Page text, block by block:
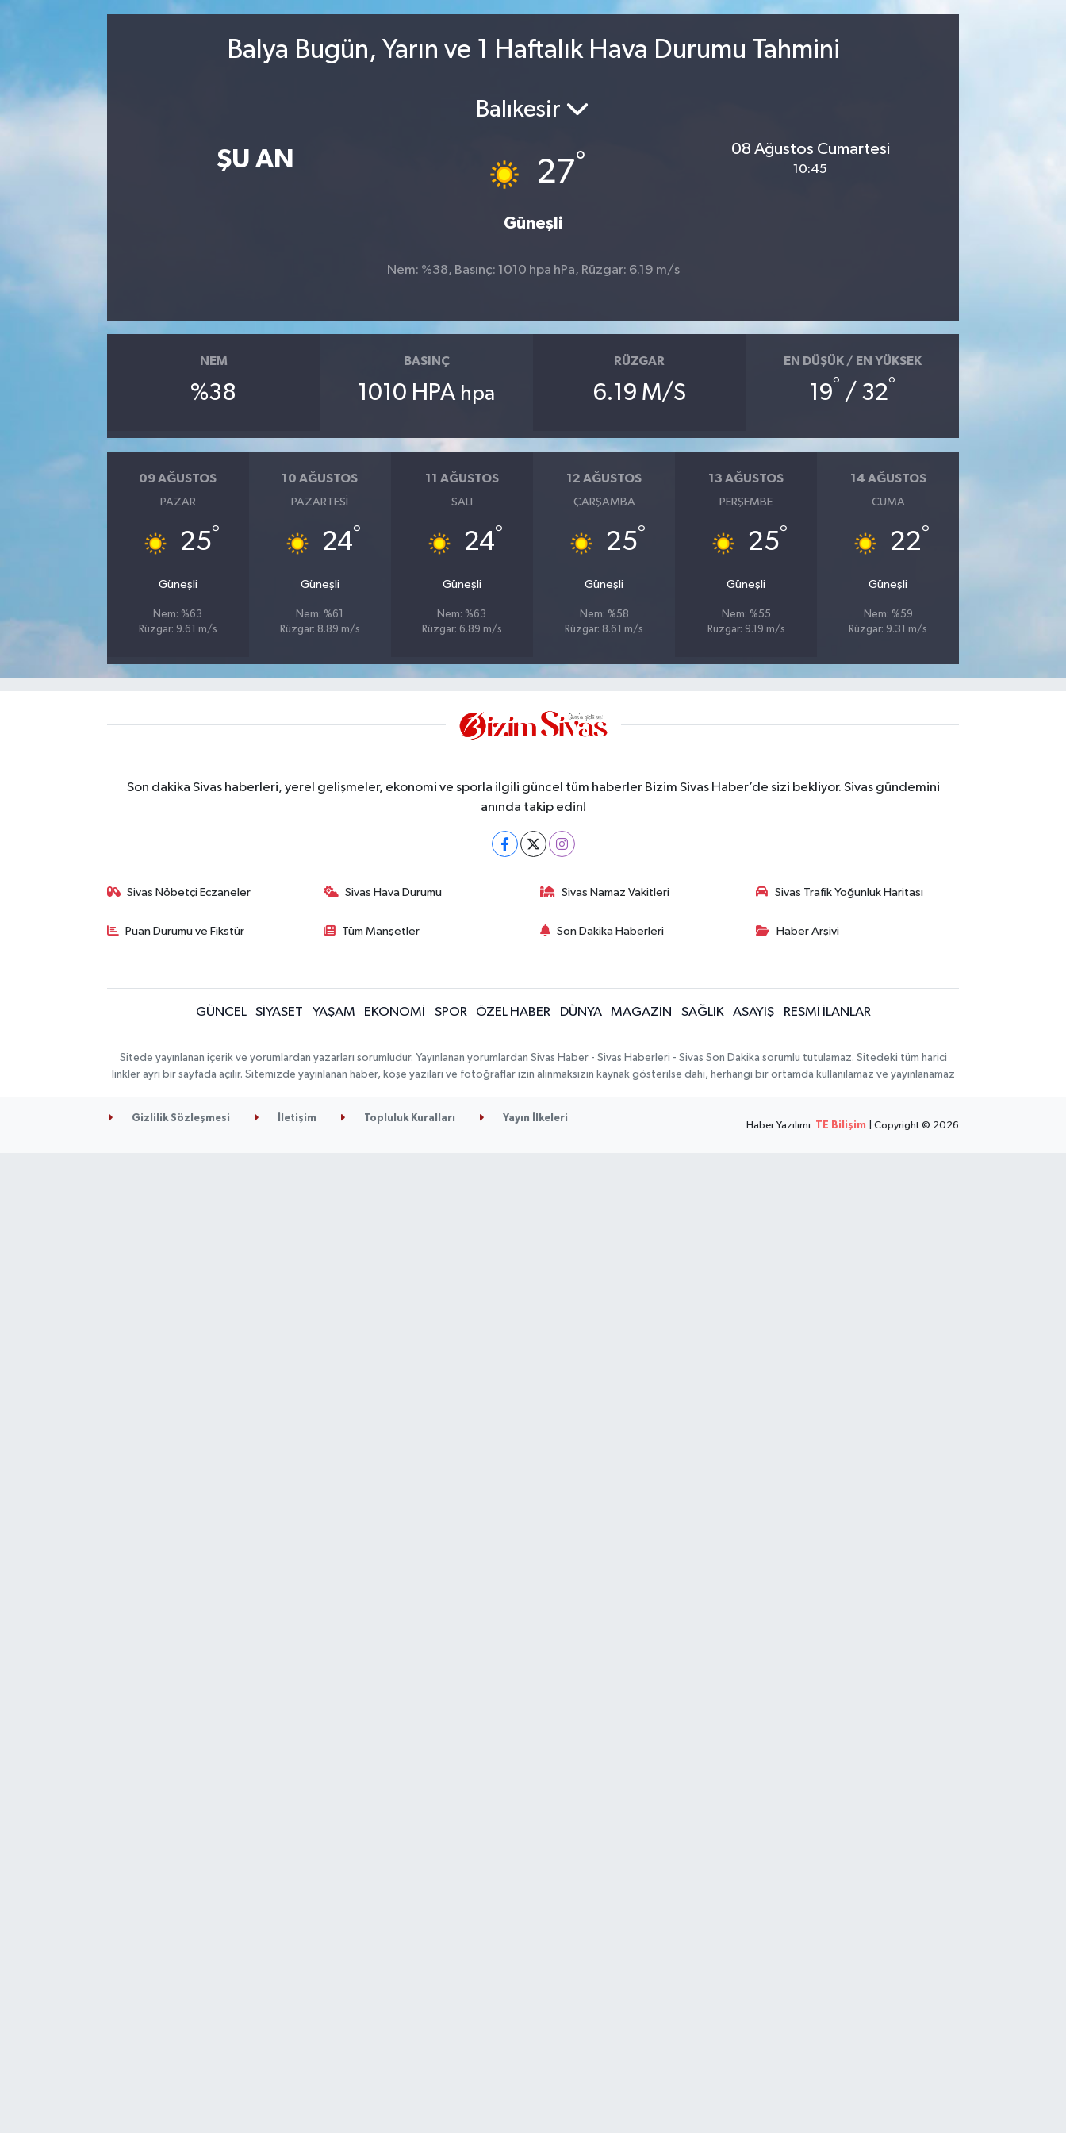
Balya Bugün, Yarın ve 1 Haftalık Hava Durumu Tahmini
ŞU AN
Balıkesir
27°
Güneşli
08 Ağustos Cumartesi
10:45
Nem: %38, Basınç: 1010 hpa hPa, Rüzgar: 6.19 m/s
NEM
%38
BASINÇ
1010 HPA hpa
RÜZGAR
6.19 M/S
EN DÜŞÜK / EN YÜKSEK
19° / 32°
09 AĞUSTOS
PAZAR
25°
Güneşli
Nem: %63
Rüzgar: 9.61 m/s
10 AĞUSTOS
PAZARTESI
24°
Güneşli
Nem: %61
Rüzgar: 8.89 m/s
11 AĞUSTOS
SALI
24°
Güneşli
Nem: %63
Rüzgar: 6.89 m/s
12 AĞUSTOS
ÇARŞAMBA
25°
Güneşli
Nem: %58
Rüzgar: 8.61 m/s
13 AĞUSTOS
PERŞEMBE
25°
Güneşli
Nem: %55
Rüzgar: 9.19 m/s
14 AĞUSTOS
CUMA
22°
Güneşli
Nem: %59
Rüzgar: 9.31 m/s
Son dakika Sivas haberleri, yerel gelişmeler, ekonomi ve sporla ilgili güncel tüm haberler Bizim Sivas Haber’de sizi bekliyor. Sivas gündemini
anında takip edin!
Sivas Nöbetçi Eczaneler Sivas Hava Durumu Sivas Namaz Vakitleri Sivas Trafik Yoğunluk Haritası
Puan Durumu ve Fikstür Tüm Manşetler Son Dakika Haberleri Haber Arşivi
GÜNCEL SİYASET YAŞAM EKONOMİ SPOR ÖZEL HABER DÜNYA MAGAZİN SAĞLIK ASAYİŞ RESMİ İLANLAR
Sitede yayınlanan içerik ve yorumlardan yazarları sorumludur. Yayınlanan yorumlardan Sivas Haber - Sivas Haberleri - Sivas Son Dakika sorumlu tutulamaz. Sitedeki tüm harici
linkler ayrı bir sayfada açılır. Sitemizde yayınlanan haber, köşe yazıları ve fotoğraflar izin alınmaksızın kaynak gösterilse dahi, herhangi bir ortamda kullanılamaz ve yayınlanamaz
Gizlilik Sözleşmesi İletişim Topluluk Kuralları Yayın İlkeleri
Haber Yazılımı: TE Bilişim | Copyright © 2026